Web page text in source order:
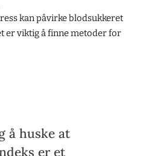
kan påvirke blodsukkeret
er viktig å finne metoder for
å huske at
er et